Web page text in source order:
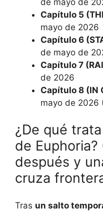
Capítulo 5
mayo de 2026
Capítulo 6
de mayo de
Capítulo 7
de 2026
Capítulo 8 (IN
mayo de 2026
¿De qué
de
después y
cruza
Tras un salto